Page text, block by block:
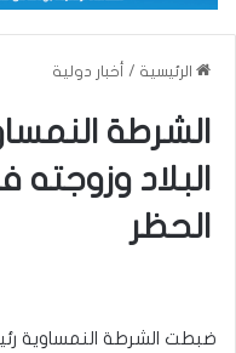
الرئيسية / أخبار دولية
الشرطة
البلاد
الحظر
ضبطت الشرطة النمساوية